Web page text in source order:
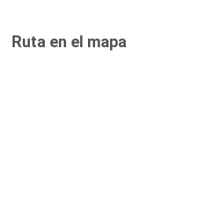
Ruta en el mapa